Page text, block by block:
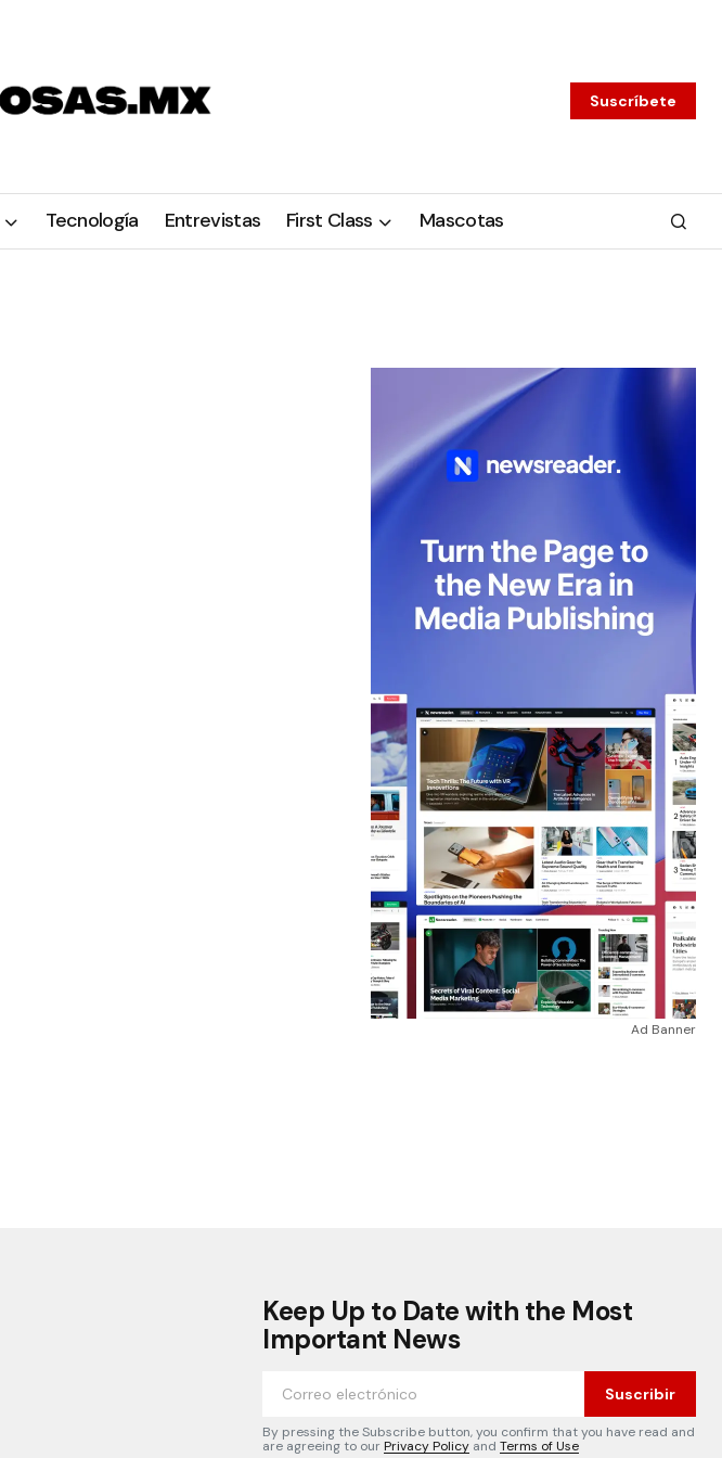
Suscríbete
Tecnología Entrevistas First Class Mascotas
Ad Banner
Keep Up to Date with the Most
Important News
Suscribir
By pressing the Subscribe button, you confirm that you have read and
are agreeing to ourPrivacy Policy and Terms of Use